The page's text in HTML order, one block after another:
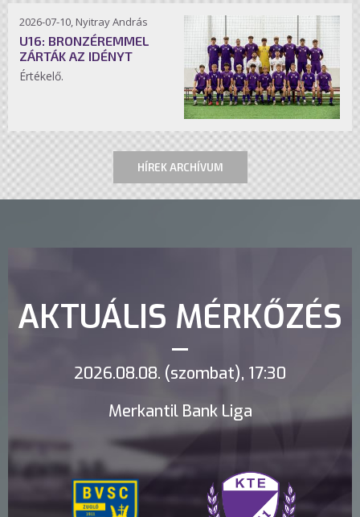
2026-07-10, Nyitray András
U16: BRONZÉREMMEL
ZÁRTÁK AZ IDÉNYT
Értékelő.
HÍREK ARCHÍVUM
AKTUÁLIS MÉRKŐZÉS
2026.08.08. (szombat), 17:30
Merkantil Bank Liga